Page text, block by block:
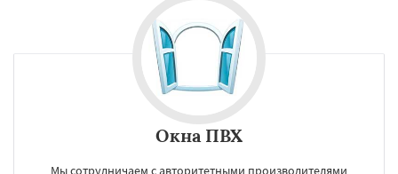
Окна ПВХ
Мы сотрудничаем с авторитетными производителями